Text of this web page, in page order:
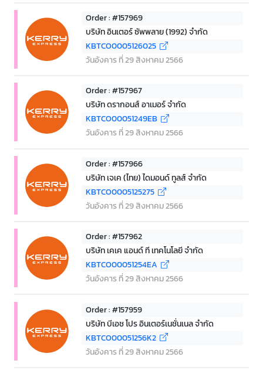
Order : #157969
บริษัท อินเตอร์ ซัพพลาย (1992) จำกัด
KBTCO0005126025
วันอังคาร ที่ 29 สิงหาคม 2566
Order : #157967
บริษัท ดรากอนส์ อาเมอร์ จำกัด
KBTCO00051249EB
วันอังคาร ที่ 29 สิงหาคม 2566
Order : #157966
บริษัท เจเค (ไทย) ไดมอนด์ ทูลส์ จำกัด
KBTCO0005125275
วันอังคาร ที่ 29 สิงหาคม 2566
Order : #157962
บริษัท เคเค แอนด์ ที เทคโนโลยี จำกัด
KBTCO00051254EA
วันอังคาร ที่ 29 สิงหาคม 2566
Order : #157959
บริษัท บีเอช โปร อินเตอร์เนชั่นเนล จำกัด
KBTCO00051256K2
วันอังคาร ที่ 29 สิงหาคม 2566